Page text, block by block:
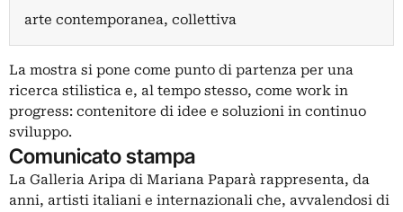
arte contemporanea, collettiva
La mostra si pone come punto di partenza per una
ricerca stilistica e, al tempo stesso, come work in
progress: contenitore di idee e soluzioni in continuo
sviluppo.
Comunicato stampa
La Galleria Aripa di Mariana Paparà rappresenta, da
anni, artisti italiani e internazionali che, avvalendosi di